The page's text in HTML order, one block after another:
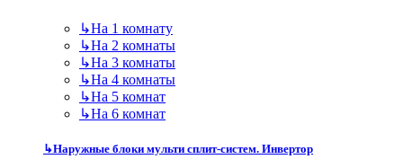
↳На 1 комнату
↳На 2 комнаты
↳На 3 комнаты
↳На 4 комнаты
↳На 5 комнат
↳На 6 комнат
↳Наружные блоки мульти сплит-систем. Инвертор